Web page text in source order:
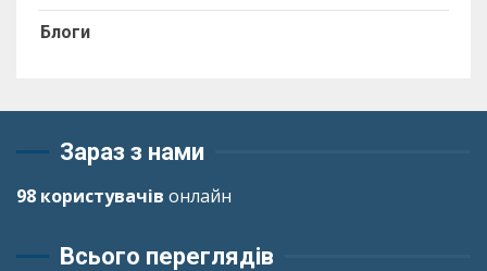
Блоги
Зараз з нами
98 користувачів онлайн
Всього переглядів